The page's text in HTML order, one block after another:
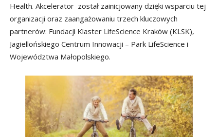
Health. Akcelerator został zainicjowany dzięki wsparciu tej
organizacji oraz zaangażowaniu trzech kluczowych
partnerów: Fundacji Klaster LifeScience Kraków (KLSK),
Jagiellońskiego Centrum Innowacji – Park LifeScience i
Województwa Małopolskiego.